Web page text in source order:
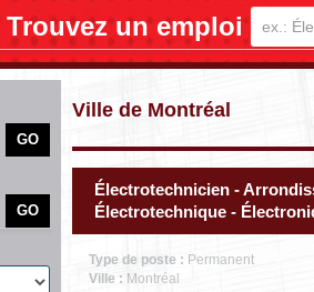
Trouvez un emploi
Ville de Montréal
Électrotechnicien -
Électrotechnique -
Type de poste : Permanent
Ville : Montréal